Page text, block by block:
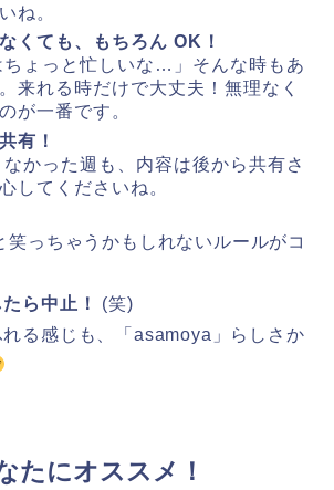
ね。
くても、もちろん OK！
ょっと忙しいな…」そんな時もあ
来れる時だけで大丈夫！無理なく
が一番です。
有！
かった週も、内容は後から共有さ
してくださいね。
っちゃうかもしれないルールがコ
ら中止！
(笑)
る感じも、「asamoya」らしさか
たにオススメ！